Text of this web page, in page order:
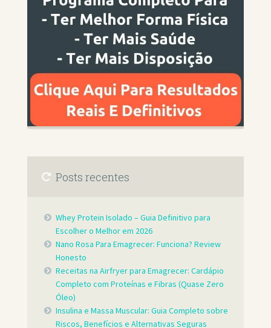
Posts recentes
Whey Protein Isolado – Guia Definitivo para
Escolher o Melhor em 2026
Nano Rosa Para Emagrecer: Funciona? Review
Honesto
Receitas na Airfryer para Emagrecer: Cardápio
Completo com Proteínas e Fibras (Quase Zero
Óleo)
Insulina e Massa Muscular: Guia Completo sobre
Riscos, Benefícios e Alternativas Seguras